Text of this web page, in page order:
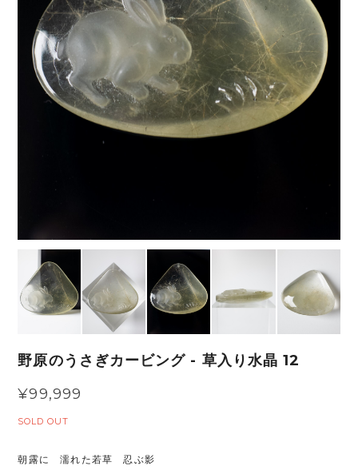
野原のうさぎカービング - 草入り水晶 12
¥99,999
SOLD OUT
朝露に 濡れた若草 忍ぶ影